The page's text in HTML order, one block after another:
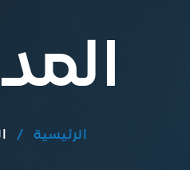
الرئيسية